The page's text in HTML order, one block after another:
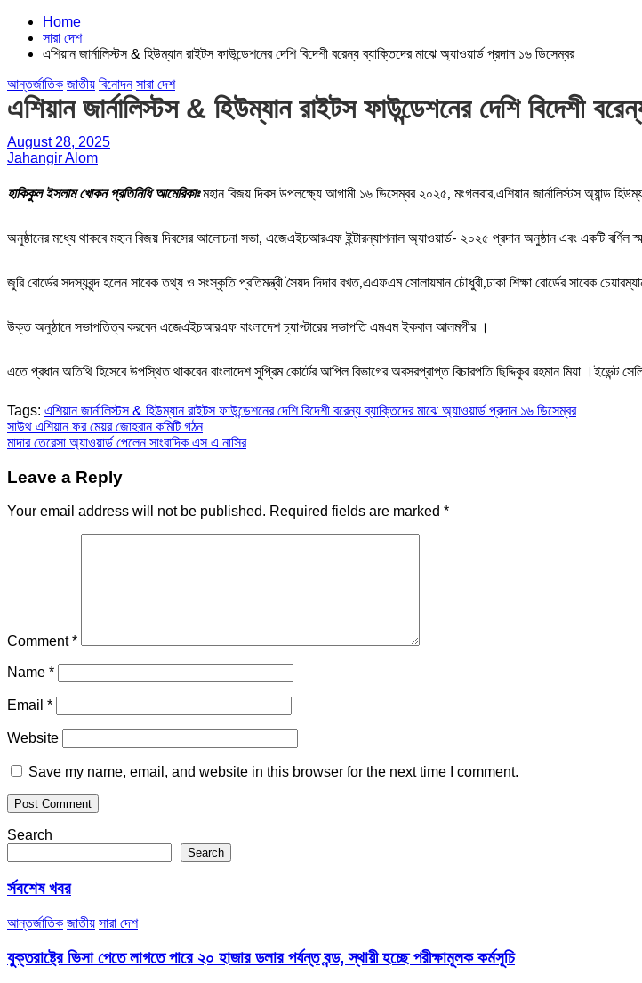
Home
সারা দেশ
এশিয়ান জার্নালিস্টস & হিউম্যান রাইটস ফাউন্ডেশনের দেশি বিদেশী বরেন্য ব্যাক্তিদের মাঝে অ্যাওয়ার্ড প্রদান ১৬ ডিসেম্বর
আন্তর্জাতিক জাতীয় বিনোদন সারা দেশ
এশিয়ান জার্নালিস্টস & হিউম্যান রাইটস ফাউন্ডেশনের দেশি বিদেশী
August 28, 2025
Jahangir Alom
হাকিকুল ইসলাম খোকন প্রতিনিধি আমেরিকাঃ মহান বিজয় দিবস উপলক্ষ্যে আগামী ১৬ ডিসেম্বর ২০২৫, মংগলবার,এশিয়ান জার্নালিস্টস
অনুষ্ঠানের মধ্যে থাকবে মহান বিজয় দিবসের আলোচনা সভা, এজেএইচআরএফ ইন্টারন্যাশনাল অ্যাওয়ার্ড- ২০২৫ প্রদান অনুষ্ঠান এবং একটি বর্ণিল
জুরি বোর্ডের সদস্যবৃন্দ হলেন সাবেক তথ্য ও সংস্কৃতি প্রতিমন্ত্রী সৈয়দ দিদার বখত,এএফএম সোলায়মান চৌধুরী,ঢাকা শিক্ষা বোর্ডের সাবেক
উক্ত অনুষ্ঠানে সভাপতিত্ব করবেন এজেএইচআরএফ বাংলাদেশ চ্যাপ্টারের সভাপতি এমএম ইকবাল আলমগীর ।
এতে প্রধান অতিথি হিসেবে উপস্থিত থাকবেন বাংলাদেশ সুপ্রিম কোর্টের আপিল বিভাগের অবসরপ্রাপ্ত বিচারপতি ছিদ্দিকুর রহমান মিয়া ।ইভেন্ট
Tags: এশিয়ান জার্নালিস্টস & হিউম্যান রাইটস ফাউন্ডেশনের দেশি বিদেশী বরেন্য ব্যাক্তিদের মাঝে অ্যাওয়ার্ড প্রদান ১৬ ডিসেম্বর
Post
navigation
সাউথ এশিয়ান ফর মেয়র জোহরান কমিটি গঠন
মাদার তেরেসা অ‍্যাওয়ার্ড পেলেন সাংবাদিক এস এ নাসির
Leave a Reply
Your email address will not be published. Required fields are marked *
Comment*
Name *
Email *
Website
Save my name, email, and website in this browser for the next time I comment.
Search
Search
র্সবশেষ খবর
আন্তর্জাতিক জাতীয় সারা দেশ
যুক্তরাষ্ট্রে ভিসা পেতে লাগতে পারে ২০ হাজার ডলার পর্যন্ত বন্ড, স্থায়ী হচ্ছে পরীক্ষামূলক কর্মসূচি